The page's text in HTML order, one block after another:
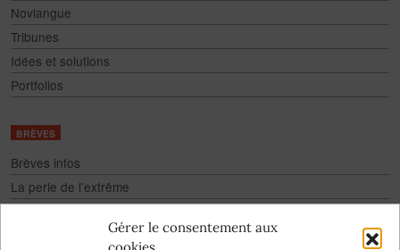
Gérer le consentement aux
Novlangue
Tribunes
Idées et solutions
Portfolios
BRÈVES
Brèves infos
La perle de l’extrême
Fake
Culture pour tous